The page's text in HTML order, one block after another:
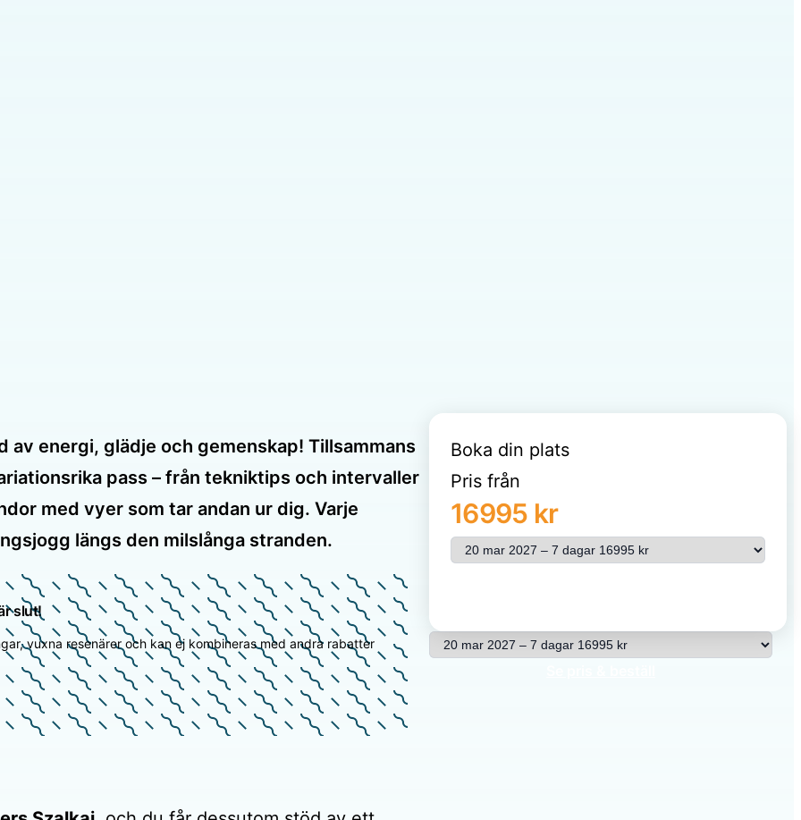
energi, glädje och gemenskap! Tillsammans
pass – från tekniktips och intervaller
med vyer som tar andan ur dig. Varje
längs den milslånga stranden.
slut!
vuxna resenärer och kan ej kombineras med andra rabatter
Boka din plats
Pris från
16995 kr
Välj resa
Välj resa